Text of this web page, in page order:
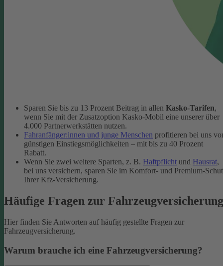
Sparen Sie bis zu 13 Prozent Beitrag in allen Kasko-Tarifen,
wenn Sie mit der Zusatzoption Kasko-Mobil eine unserer über
4.000 Partnerwerkstätten nutzen.
Fahranfänger:innen und junge Menschen profitieren bei uns
günstigen Einstiegsmöglichkeiten – mit bis zu 40 Prozent
Rabatt.
Wenn Sie zwei weitere Sparten, z. B. Haftpflicht und Hausrat,
bei uns versichern, sparen Sie im Komfort- und Premium-
Ihrer Kfz-Versicherung.
Häufige Fragen zur Fahrzeugversicherung
Hier finden Sie Antworten auf häufig gestellte Fragen zur
Fahrzeugversicherung.
Warum brauche ich eine Fahrzeugversicherung?